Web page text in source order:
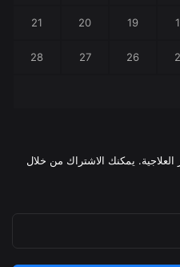
19
20
21
26
27
28
يمكنك الاشتراك من خلال